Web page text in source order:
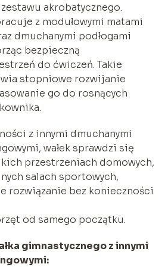
akrobatycznego.
z modułowymi matami
dmuchanymi podłogami
bezpieczną
do ćwiczeń. Takie
stopniowe rozwijanie
go do rosnących
z innymi dmuchanymi
wałek sprawdzi się
przestrzeniach domowych,
salach sportowych,
rozwiązanie bez konieczności
od samego początku.
gimnastycznego z innymi